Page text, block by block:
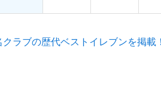
ラブの歴代ベストイレブンを掲載